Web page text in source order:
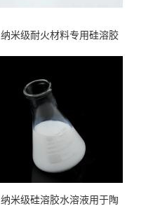
纳米级耐火材料专用硅溶胶
纳米级硅溶胶水溶液用于陶